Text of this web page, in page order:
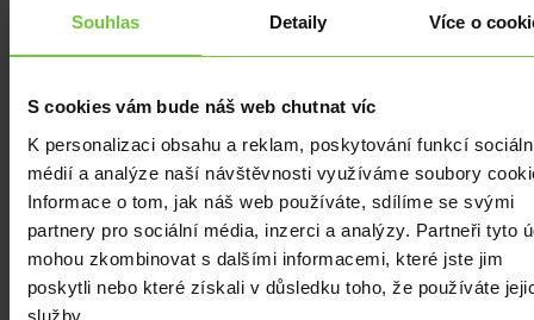
Souhlas Detaily Více o
S cookies vám bude náš web chutnat víc
K personalizaci obsahu a reklam, poskytování funkcí
médií a analýze naší návštěvnosti využíváme soubory
Informace o tom, jak náš web používáte, sdílíme se svými
partnery pro sociální média, inzerci a analýzy. Partneři tyto
mohou zkombinovat s dalšími informacemi, které jste jim
poskytli nebo které získali v důsledku toho, že používáte
služby.
mezi
(např.
ČNB
nebo
banky
jako
Komerční
banka).